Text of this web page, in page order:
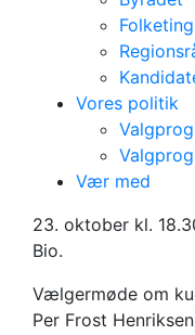
Vores politik
Vær med
Kultur
23. oktober kl.
Bio.
Vælgermøde om
Per Frost